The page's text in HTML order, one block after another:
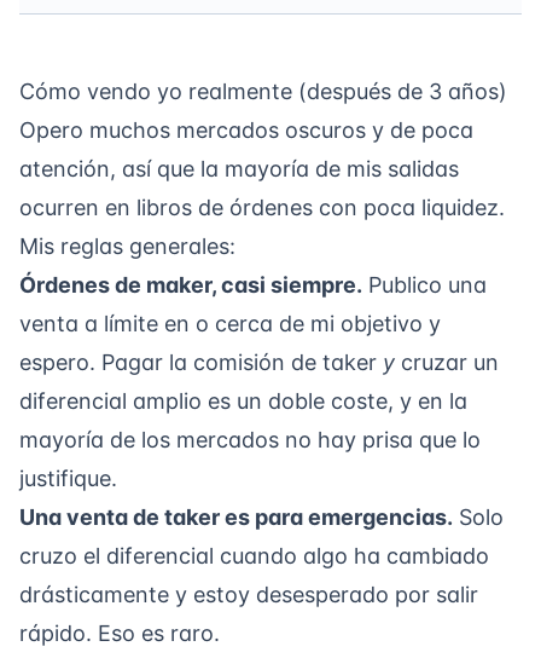
Cómo vendo yo realmente (después de 3 años)
Opero muchos mercados oscuros y de poca
atención, así que la mayoría de mis salidas
ocurren en libros de órdenes con poca liquidez.
Mis reglas generales:
Órdenes de maker, casi siempre. Publico una
venta a límite en o cerca de mi objetivo y
espero. Pagar la comisión de taker y cruzar un
diferencial amplio es un doble coste, y en la
mayoría de los mercados no hay prisa que lo
justifique.
Una venta de taker es para emergencias. Solo
cruzo el diferencial cuando algo ha cambiado
drásticamente y estoy desesperado por salir
rápido. Eso es raro.